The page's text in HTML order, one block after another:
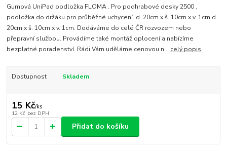
Gumová UniPad podložka FLOMA . Pro podhrabové desky 2500 ,
podložka do držáku pro průběžné uchycení. d. 20cm x š. 10cm x v. 1cm d.
20cm x š. 10cm x v. 1cm. Dodáváme do celé ČR rozvozem nebo
přepravní službou. Provádíme také montáž oplocení a nabízíme
bezplatné poradenství. Rádi Vám uděláme cenovou n... celý popis
Dostupnost Skladem
15 Kč/ks
12 Kč bez DPH
Přidat do košíku